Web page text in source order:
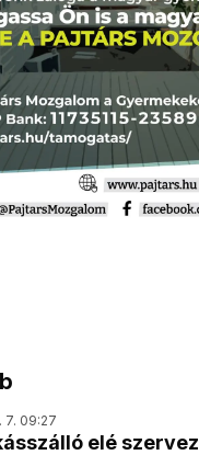
7. 09:27
elé szervez